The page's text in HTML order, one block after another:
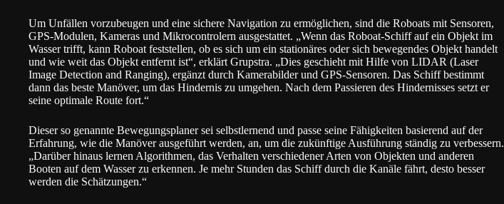
Um Unfällen vorzubeugen und eine sichere Navigation zu ermöglichen, sind die Roboats mit Sensoren,
GPS-Modulen, Kameras und Mikrocontrolern ausgestattet. „Wenn das Roboat-Schiff auf ein Objekt im
Wasser trifft, kann Roboat feststellen, ob es sich um ein stationäres oder sich bewegendes Objekt handelt
und wie weit das Objekt entfernt ist“, erklärt Grupstra. „Dies geschieht mit Hilfe von LIDAR (Laser
Image Detection and Ranging), ergänzt durch Kamerabilder und GPS-Sensoren. Das Schiff bestimmt
dann das beste Manöver, um das Hindernis zu umgehen. Nach dem Passieren des Hindernisses setzt er
seine optimale Route fort.“
Dieser so genannte Bewegungsplaner sei selbstlernend und passe seine Fähigkeiten basierend auf der
Erfahrung, wie die Manöver ausgeführt werden, an, um die zukünftige Ausführung ständig zu verbessern.
„Darüber hinaus lernen Algorithmen, das Verhalten verschiedener Arten von Objekten und anderen
Booten auf dem Wasser zu erkennen. Je mehr Stunden das Schiff durch die Kanäle fährt, desto besser
werden die Schätzungen.“